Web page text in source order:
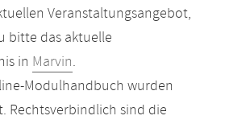
Veranstaltungsangebot,
bitte das aktuelle
in Marvin.
Modulhandbuch wurden
Rechtsverbindlich sind die